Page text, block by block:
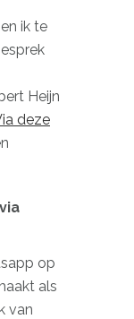
ik te
Heijn
deze
op
als
van